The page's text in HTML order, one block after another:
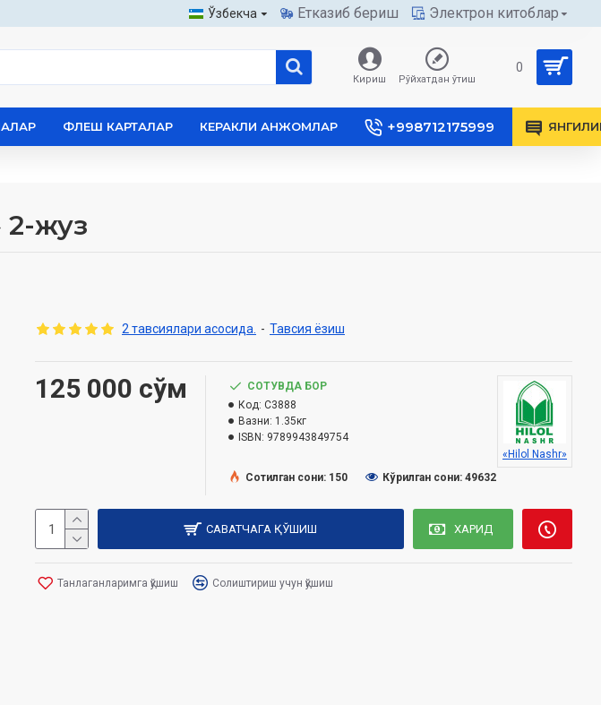
Ўзбекча Етказиб бериш Электрон китоблар
Кириш Рўйхатдан ўтиш
0
ФЛЕШ КАРТАЛАР КЕРАКЛИ АНЖОМЛАР +998712175999
2-жуз
2 тавсиялари асосида. - Тавсия ёзиш
125 000 сўм
СОТУВДА БОР
Код: C3888
Вазни: 1.35кг
ISBN: 9789943849754
«Hilol Nashr»
Сотилган сони: 150
Кўрилган сони: 49632
САВАТЧАГА ҚЎШИШ ХАРИД
Танлаганларимга қўшиш Солиштириш учун қўшиш